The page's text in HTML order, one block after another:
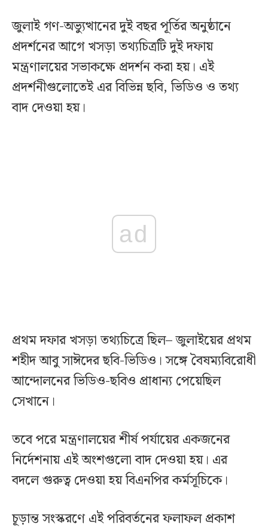
জুলাই গণ-অভ্যুত্থানের দুই বছর পূর্তির অনুষ্ঠানে
প্রদর্শনের আগে খসড়া তথ্যচিত্রটি দুই দফায়
মন্ত্রণালয়ের সভাকক্ষে প্রদর্শন করা হয়। এই
প্রদর্শনীগুলোতেই এর বিভিন্ন ছবি, ভিডিও ও তথ্য
বাদ দেওয়া হয়।
ad
প্রথম দফার খসড়া তথ্যচিত্রে ছিল– জুলাইয়ের প্রথম
শহীদ আবু সাঈদের ছবি-ভিডিও। সঙ্গে বৈষম্যবিরোধী
আন্দোলনের ভিডিও-ছবিও প্রাধান্য পেয়েছিল
সেখানে।
তবে পরে মন্ত্রণালয়ের শীর্ষ পর্যায়ের একজনের
নির্দেশনায় এই অংশগুলো বাদ দেওয়া হয়। এর
বদলে গুরুত্ব দেওয়া হয় বিএনপির কর্মসূচিকে।
চূড়ান্ত সংস্করণে এই পরিবর্তনের ফলাফল প্রকাশ